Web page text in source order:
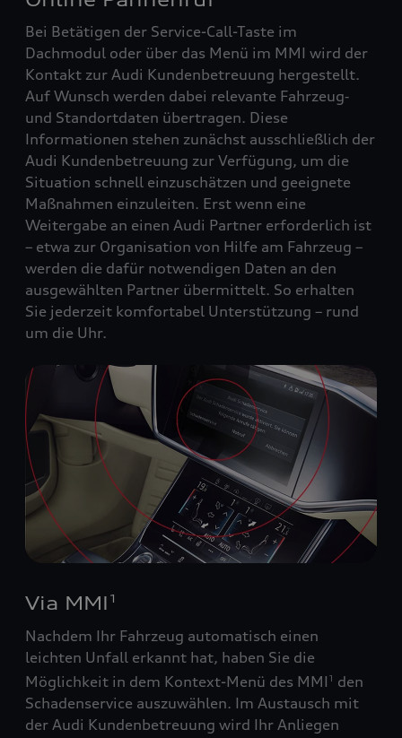
Bei Betätigen der Service-Call-Taste im
Dachmodul oder über das Menü im MMI wird der
Kontakt zur Audi Kundenbetreuung hergestellt.
Auf Wunsch werden dabei relevante Fahrzeug‑
und Standortdaten übertragen. Diese
Informationen stehen zunächst ausschließlich der
Audi Kundenbetreuung zur Verfügung, um die
Situation schnell einzuschätzen und geeignete
Maßnahmen einzuleiten. Erst wenn eine
Weitergabe an einen Audi Partner erforderlich ist
– etwa zur Organisation von Hilfe am Fahrzeug –
werden die dafür notwendigen Daten an den
ausgewählten Partner übermittelt. So erhalten
Sie jederzeit komfortabel Unterstützung – rund
um die Uhr.
Via MMI 1
Nachdem Ihr Fahrzeug automatisch einen
leichten Unfall erkannt hat, haben Sie die
Möglichkeit in dem Kontext-Menü des MMI 1
den
Schadenservice auszuwählen. Im Austausch mit
der Audi Kundenbetreuung wird Ihr Anliegen